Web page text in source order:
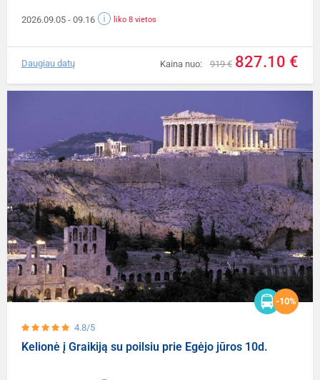
2026.09.05 - 09.16 liko 8 vietos
Kaina nuo: 919 € 827.10 €
Daugiau datų
4.8/5
-10%
Kelionė į Graikiją su poilsiu prie Egėjo jūros 10d.